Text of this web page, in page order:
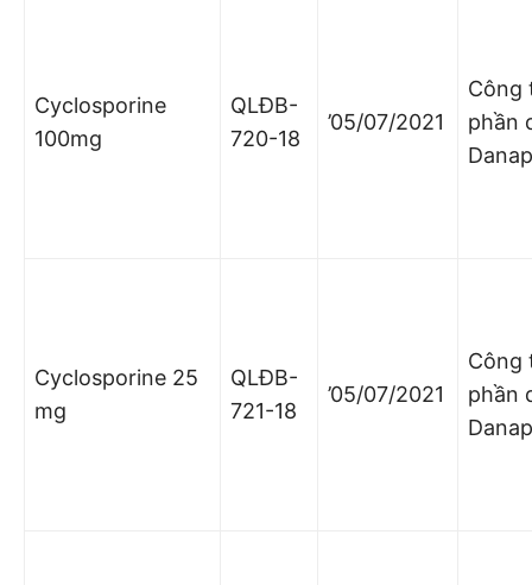
Cyclosporine
100mg
QLĐB-
720-18
’05/07/2021
Công
phần
Cyclosporine 25
mg
QLĐB-
721-18
’05/07/2021
Công
phần